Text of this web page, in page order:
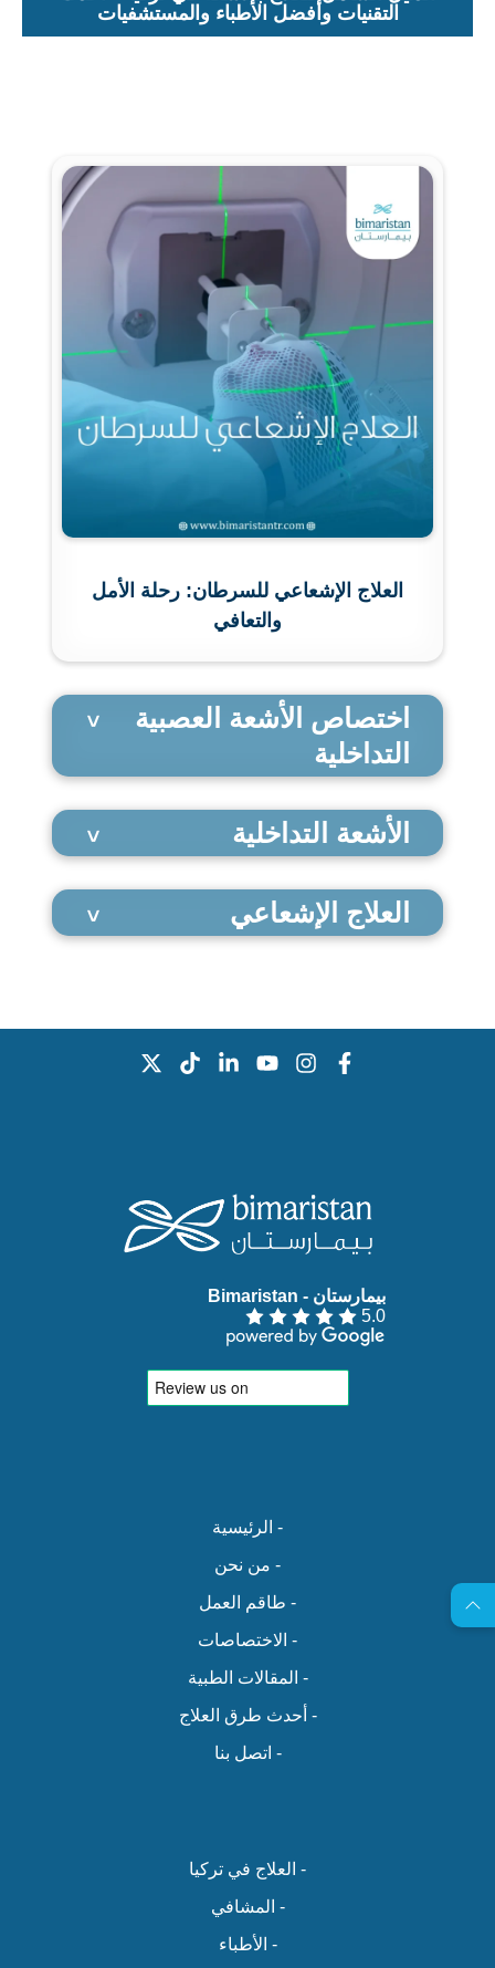
التقنيات وأفضل الأطباء والمستشفيات
العلاج الإشعاعي للسرطان: رحلة الأمل
والتعافي
اختصاص الأشعة العصبية
التداخلية
الأشعة التداخلية
العلاج الإشعاعي
بيمارستان - Bimaristan‏
5.0
- الرئيسية
- من نحن
- طاقم العمل
- الاختصاصات
- المقالات الطبية
- أحدث طرق العلاج
- اتصل بنا
- العلاج في تركيا
- المشافي
- الأطباء